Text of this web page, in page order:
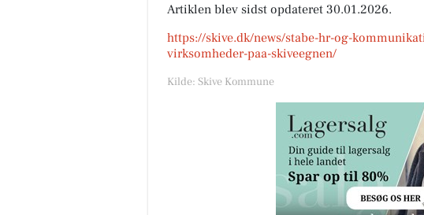
Artiklen blev sidst opdateret 30.01.2026.
https://skive.dk/news/stabe-hr-og-
virksomheder-paa-skiveegnen/
Kilde: Skive Kommune